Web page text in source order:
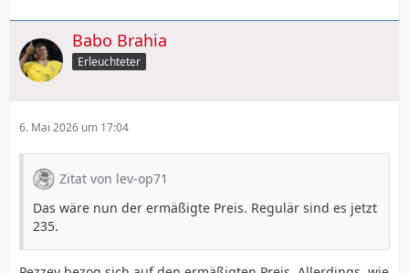
Babo Brahia
Erleuchteter
6. Mai 2026 um 17:04
Zitat von lev-op71
Das wäre nun der ermäßigte Preis. Regulär sind es jetzt
235.